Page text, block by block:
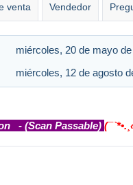
venta Vendedor
miércoles, 20 de mayo
miércoles, 12 de agosto
- (Scan Passable)